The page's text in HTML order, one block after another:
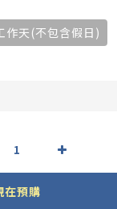
作天(不包含假日)
在預購